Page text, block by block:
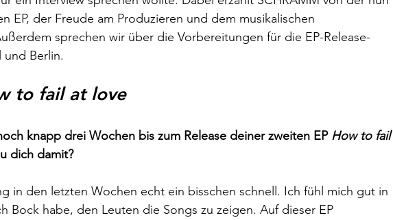
EP, der Freude am Produzieren und dem musikalischen
sprechen wir über die Vorbereitungen für die EP-Release-
und Berlin.
to fail at love
knapp drei Wochen bis zum Release deiner zweiten EP How to fail
dich damit?
in den letzten Wochen echt ein bisschen schnell. Ich fühl mich gut in
Bock habe, den Leuten die Songs zu zeigen. Auf dieser EP